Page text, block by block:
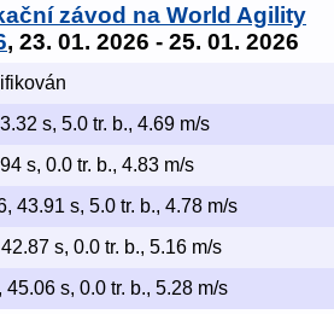
závod na World Agility
, 23. 01. 2026 - 25. 01. 2026
s, 5.0 tr. b., 4.69 m/s
s, 0.0 tr. b., 4.83 m/s
43.91 s, 5.0 tr. b., 4.78 m/s
s, 0.0 tr. b., 5.16 m/s
45.06 s, 0.0 tr. b., 5.28 m/s